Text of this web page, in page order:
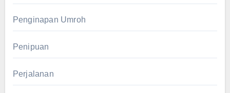
Penginapan Umroh
Penipuan
Perjalanan